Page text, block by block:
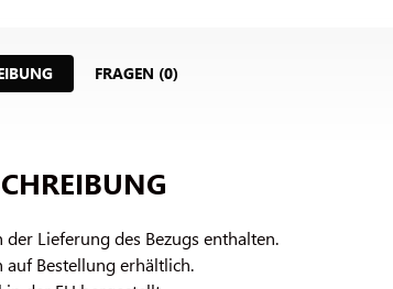
FRAGEN (0)
Lieferung des Bezugs enthalten.
auf Bestellung erhältlich.